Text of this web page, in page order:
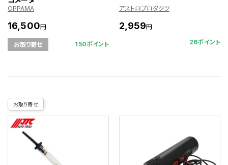
OPPAMA
16,500円
お取り寄せ 150ポイント
アストロプロダクツ
2,959円
26ポイント
お取り寄せ